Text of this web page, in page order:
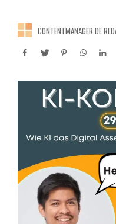
CONTENTMANAGER.DE